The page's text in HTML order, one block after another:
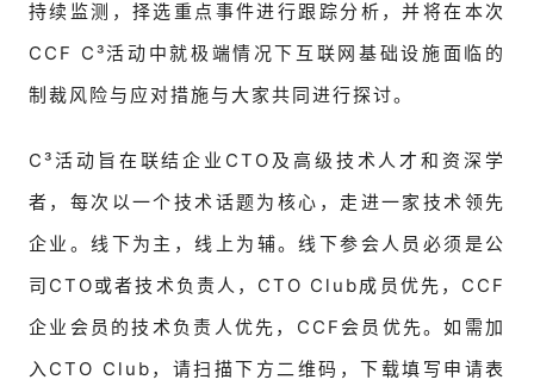
持续监测，择选重点事件进行跟踪分析，并将在本次
CCF C³活动中就极端情况下互联网基础设施面临的
制裁风险与应对措施与大家共同进行探讨。
C³活动旨在联结企业CTO及高级技术人才和资深学
者，每次以一个技术话题为核心，走进一家技术领先
企业。 线下为主，线上为辅。 线下参会人员必须是公
司CTO或者技术负责人，CTO Club成员优先，CCF
企业会员的技术负责人优先，CCF会员优先。如需加
入CTO Club，请扫描下方二维码，下载填写申请表